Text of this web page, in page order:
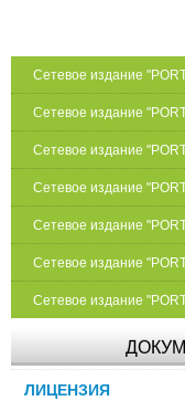
Сетевое издание
Сетевое издание
Сетевое издание
Сетевое издание
Сетевое издание
Сетевое издание
Сетевое издание
ЛИЦЕНЗИЯ